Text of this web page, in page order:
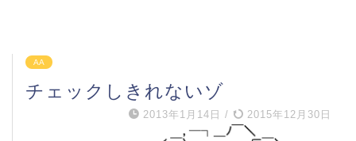
AA
チェックしきれないゾ
2013年1月14日 / 2015年12月30日